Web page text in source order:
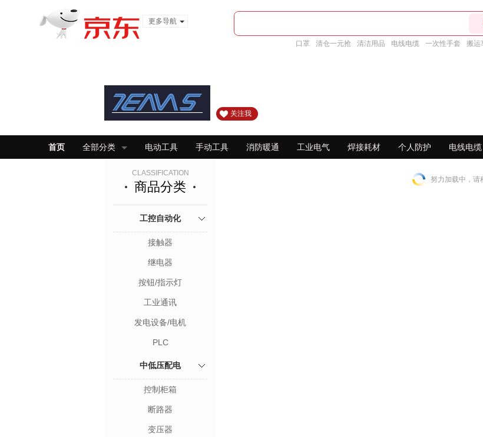
更多导航
口罩 清仓一元抢 清洁用品 电线电缆 一次性手套 搬运
关注我
首页 全部分类 电动工具 手动工具 消防暖通 工业电气 焊接耗材 个人防护 电线电缆
CLASSIFICATION
商品分类
工控自动化
接触器
继电器
按钮/指示灯
工业通讯
发电设备/电机
PLC
中低压配电
控制柜箱
断路器
变压器
努力加载中，请